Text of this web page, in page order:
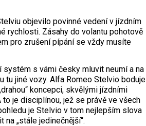
objevilo povinné vedení v jízdním
rychlosti. Zásahy do volantu pohotově
pro zrušení pípání se vždy musíte
s vámi česky mluvit neumí a na
tu jiné vozy. Alfa Romeo Stelvio boduje
koncepci, skvělými jízdními
je disciplínou, jež se právě ve všech
je Stelvio v tom nejlepším slova
„stále jedinečnější“.